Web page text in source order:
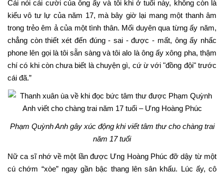
Cái nói cái cười của ông ấy và tôi khi ở tuổi này, không còn là
kiểu vô tư lự của năm 17, mà bây giờ lại mang một thanh âm
trong trẻo êm ả của một tình thân. Mối duyên qua từng ấy năm,
chẳng còn thiết xét đến đúng - sai - được - mất, ông ấy nhấc
phone lên gọi là tôi sẵn sàng và tôi alo là ông ấy xông pha, thậm
chí có khi còn chưa biết là chuyện gì, cứ ừ với "đồng đội" trước
cái đã.”
Phạm Quỳnh Anh gây xúc động khi viết tâm thư cho chàng trai
năm 17 tuổi
Nữ ca sĩ nhớ về một lần được Ưng Hoàng Phúc đỡ dậy từ một
cú chớm “xòe” ngay gần bậc thang lên sân khấu. Lúc ấy, cô